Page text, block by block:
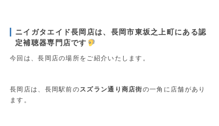
ニイガタエイド長岡店は、長岡市東坂之上町にある認
定補聴器専門店です
今回は、長岡店の場所をご紹介いたします。
長岡店は、長岡駅前のスズラン通り商店街の一角に店舗があり
ます。